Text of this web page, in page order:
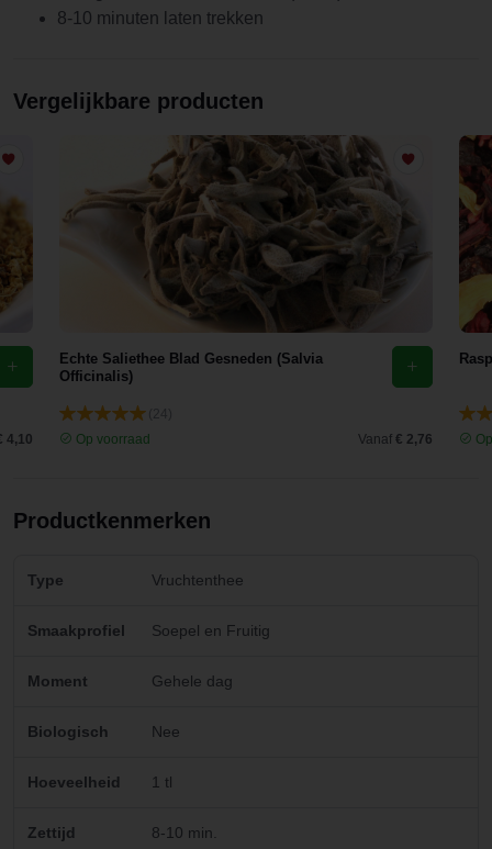
8-10 minuten laten trekken
Vergelijkbare producten
4,10
Echte Saliethee Blad Gesneden (Salvia
Officinalis)
Op voorraad
Vanaf € 2,76
Productkenmerken
Type Vruchtenthee
Smaakprofiel Soepel en Fruitig
Moment Gehele dag
Biologisch Nee
Hoeveelheid 1 tl
Zettijd 8-10 min.